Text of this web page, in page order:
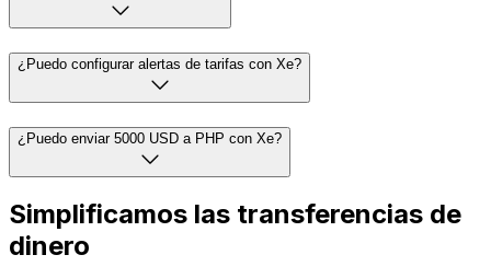
¿Puedo configurar alertas de tarifas con Xe?
¿Puedo enviar 5000 USD a PHP con Xe?
Simplificamos las transferencias de
dinero